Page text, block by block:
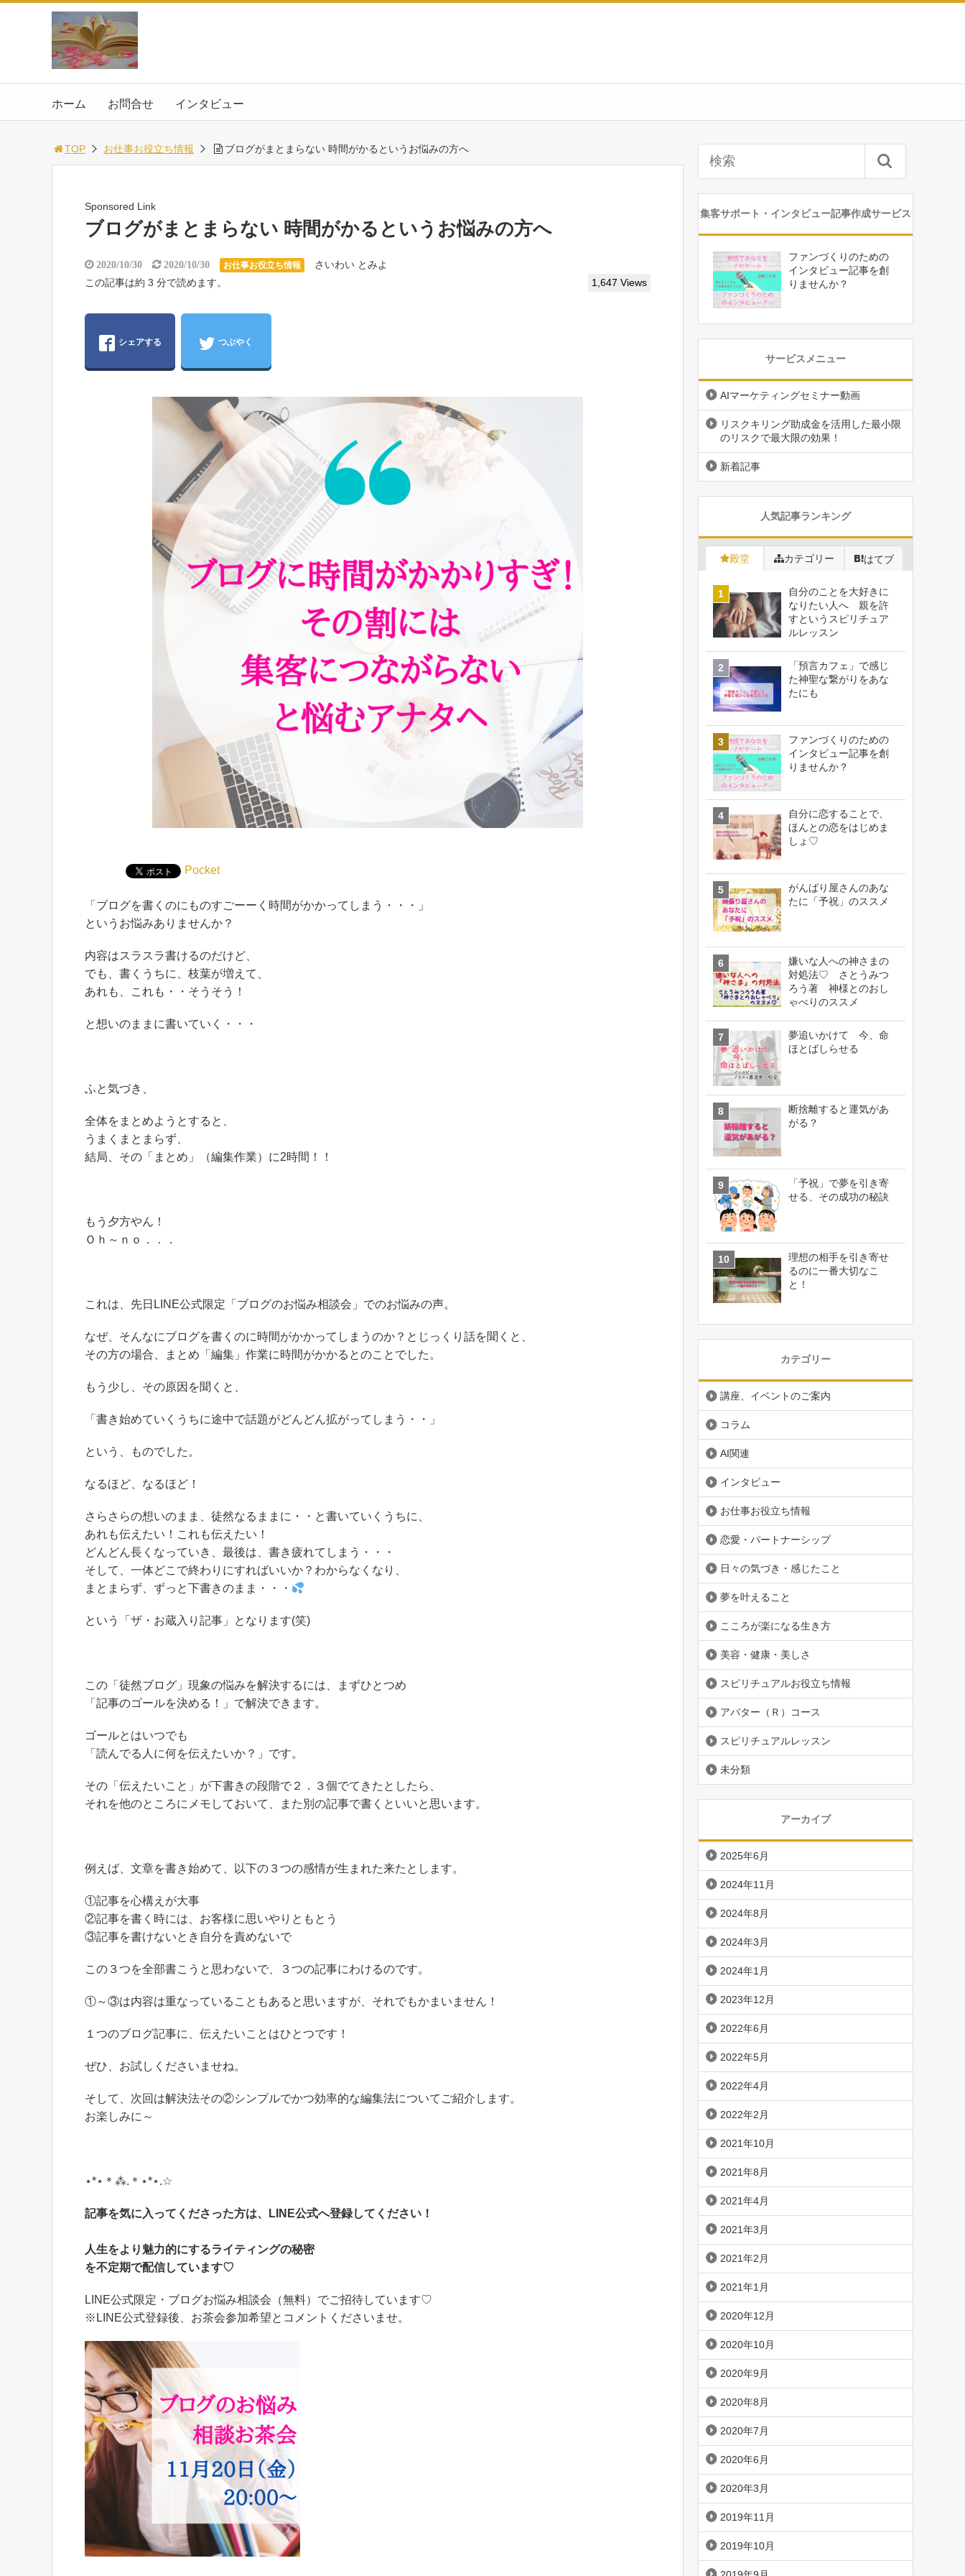
ホーム お問合せ インタビュー
TOP お仕事お役立ち情報 ブログがまとまらない 時間がかるというお悩みの方へ
Sponsored Link
ブログがまとまらない 時間がかるというお悩みの方へ
2020/10/30 2020/10/30 お仕事お役立ち情報
さいわい とみよ
この記事は約 3 分で読めます。
1,647 Views
シェアする つぶやく
Pocket
「ブログを書くのにものすごーーく時間がかかってしまう・・・」
というお悩みありませんか？
内容はスラスラ書けるのだけど、
でも、書くうちに、枝葉が増えて、
あれも、これも・・そうそう！
と想いのままに書いていく・・・
ふと気づき、
全体をまとめようとすると、
うまくまとまらず、
結局、その「まとめ」（編集作業）に2時間！！
もう夕方やん！
Ｏｈ～ｎｏ．．．
これは、先日LINE公式限定「ブログのお悩み相談会」でのお悩みの声。
なぜ、そんなにブログを書くのに時間がかかってしまうのか？とじっくり話を聞くと、
その方の場合、まとめ「編集」作業に時間がかかるとのことでした。
もう少し、その原因を聞くと、
「書き始めていくうちに途中で話題がどんどん拡がってしまう・・」
という、ものでした。
なるほど、なるほど！
さらさらの想いのまま、徒然なるままに・・と書いていくうちに、
あれも伝えたい！これも伝えたい！
どんどん長くなっていき、最後は、書き疲れてしまう・・・
そして、一体どこで終わりにすればいいか？わからなくなり、
まとまらず、ずっと下書きのまま・・・
という「ザ・お蔵入り記事」となります(笑)
この「徒然ブログ」現象の悩みを解決するには、まずひとつめ
「記事のゴールを決める！」で解決できます。
ゴールとはいつでも
「読んでる人に何を伝えたいか？」です。
その「伝えたいこと」が下書きの段階で２．３個でてきたとしたら、
それを他のところにメモしておいて、また別の記事で書くといいと思います。
例えば、文章を書き始めて、以下の３つの感情が生まれた来たとします。
①記事を心構えが大事
②記事を書く時には、お客様に思いやりともとう
③記事を書けないとき自分を責めないで
この３つを全部書こうと思わないで、３つの記事にわけるのです。
①～③は内容は重なっていることもあると思いますが、それでもかまいません！
１つのブログ記事に、伝えたいことはひとつです！
ぜひ、お試しくださいませね。
そして、次回は解決法その②シンプルでかつ効率的な編集法についてご紹介します。
お楽しみに～
⋆*⋆＊⁂.＊⋆*⋆.☆
記事を気に入ってくださった方は、 LINE公式へ登録してください！
人生をより魅力的にするライティングの秘密
を不定期で配信しています♡
LINE公式限定・ブログお悩み相談会（無料）でご招待しています♡
※LINE公式登録後、お茶会参加希望とコメントくださいませ。
集客サポート・インタビュー記事作成サービス
ファンづくりのための
インタビュー記事を創
りませんか？
サービスメニュー
AIマーケティングセミナー動画
リスクキリング助成金を活用した最小限
のリスクで最大限の効果！
新着記事
人気記事ランキング
殿堂 カテゴリー はてブ
自分のことを大好きに
なりたい人へ 親を許
すというスピリチュア
ルレッスン
「預言カフェ」で感じ
た神聖な繋がりをあな
たにも
ファンづくりのための
インタビュー記事を創
りませんか？
自分に恋することで、
ほんとの恋をはじめま
しょ♡
がんばり屋さんのあな
たに「予祝」のススメ
嫌いな人への神さまの
対処法♡ さとうみつ
ろう著 神様とのおし
ゃべりのススメ
夢追いかけて 今、命
ほとばしらせる
断捨離すると運気があ
がる？
「予祝」で夢を引き寄
せる、その成功の秘訣
理想の相手を引き寄せ
るのに一番大切なこ
と！
カテゴリー
講座、イベントのご案内
コラム
AI関連
インタビュー
お仕事お役立ち情報
恋愛・パートナーシップ
日々の気づき・感じたこと
夢を叶えること
こころが楽になる生き方
美容・健康・美しさ
スピリチュアルお役立ち情報
アバター（Ｒ）コース
スピリチュアルレッスン
未分類
アーカイブ
2025年6月
2024年11月
2024年8月
2024年3月
2024年1月
2023年12月
2022年6月
2022年5月
2022年4月
2022年2月
2021年10月
2021年8月
2021年4月
2021年3月
2021年2月
2021年1月
2020年12月
2020年10月
2020年9月
2020年8月
2020年7月
2020年6月
2020年3月
2019年11月
2019年10月